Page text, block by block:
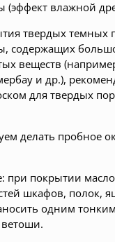
(эффект влажной
твердых темных
содержащих
веществ
и др.),
для твердых
делать пробное
при покрытии
шкафов, полок,
одним